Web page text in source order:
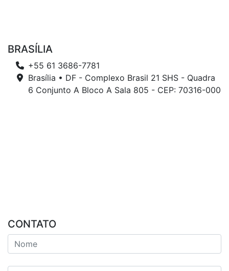
BRASÍLIA
+55 61 3686-7781
Brasília • DF - Complexo Brasil 21 SHS - Quadra
6 Conjunto A Bloco A Sala 805 - CEP: 70316-000
CONTATO